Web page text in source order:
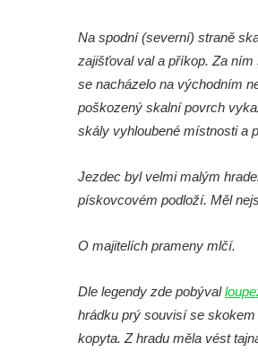
Hrad Panna
Hrad Freudenstein
Hrad Hněvín
Hrad Hazmburk
Hrad Hartenštejn
Hrad Děvín (u Hamru na
Hrad Fredevald (Pustý
Kamenice
Na spodní (severní) straně
zajišťoval val a příkop. Za
se nacházelo na východním
poškozený skalní povrch
skály vyhloubené místnosti a
Jezdec byl velmi malým
pískovcovém podloží. Měl
O majitelích prameny mlčí.
Dle legendy zde pobýval
hrádku prý souvisí se
kopyta. Z hradu měla vést